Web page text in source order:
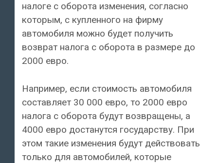
налоге с оборота изменения, согласно
которым, с купленного на фирму
автомобиля можно будет получить
возврат налога с оборота в размере до
2000 евро.
Например, если стоимость автомобиля
составляет 30 000 евро, то 2000 евро
налога с оборота будут возвращены, а
4000 евро достанутся государству. При
этом такие изменения будут действовать
только для автомобилей, которые